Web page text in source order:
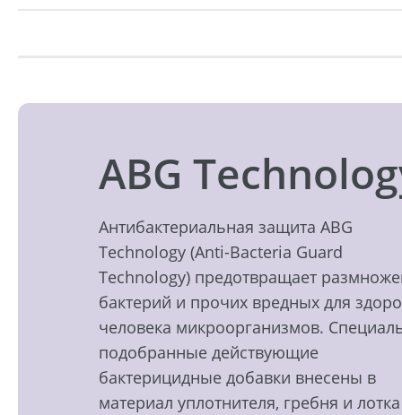
ABG
Антибактериальная защита ABG
Technology (Anti-Bacteria Guard
Technology) предотвращает
бактерий и прочих вредных для
человека микроорганизмов.
подобранные действующие
бактерицидные добавки внесены в
материал уплотнителя, гребня и